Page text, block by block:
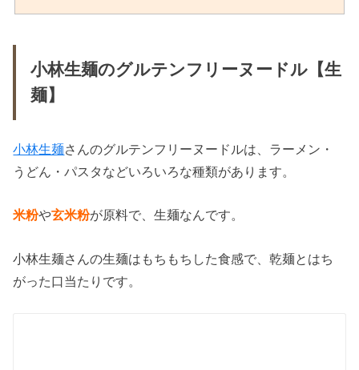
小林生麺のグルテンフリーヌードル【生
麺】
小林生麺さんのグルテンフリーヌードルは、ラーメン・
うどん・パスタなどいろいろな種類があります。
米粉や玄米粉が原料で、生麺なんです。
小林生麺さんの生麺はもちもちした食感で、乾麺とはち
がった口当たりです。